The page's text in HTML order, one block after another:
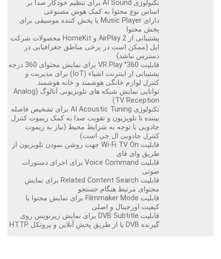
تکنولوژی AI Sound برای تنظیم خودکار صدا بر
اساس نوع محتوا به کمک هوش مصنوعی
دارای Music Player یا پخش کننده موسیقی برای
پخش محتوا
پشتیبانی از AirPlay 2 و HomeKit محصولات شرکت
اپل (ممکن است در برخی مناطق جغرافیایی در
دسترس نباشد)
قابلیت 360° VR Play برای نمایش محتوای 360 درجه
پشتیبانی از اینترنت اشیاء (IoT) برای مدیریت و
کنترل لوازم خانگی هوشمند و خانه هوشمند
توانایی نمایش شبکه های تلویزیونی آنالوگ (Analog
TV Reception)
تکنولوژی AI Acoustic Tuning برای تشخیص فاصله
بیننده تا تلویزیون و تقویت صدا به کمک ریموت کنترل
جادویی با توجه به شرایط محیط (نیاز به ریموت
کنترل جادویی ال جی است)
قابلیت Wi-Fi TV On جهت روشن نمودن تلویزیون از
طریق وای فای
قابلیت Voice Command برای اجرای دستورات
صوتی
قابلیت Related Content Search برای نمایش
محتوای مرتبط هنگام جستجو
قابلیت Filmmaker Mode برای نمایش محتوا با
کیفیت اورجینال و اصلی
قابلیت DVB Subtitle برای نمایش زیرنویس روی
گیرنده DVB یا از طریق پخش آنلاین و پروتکل HTTP